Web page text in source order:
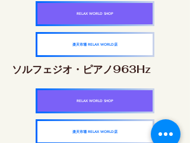
RELAX WORLD SHOP
楽天市場 RELAX WORLD店
ソルフェジオ・ピアノ963Hz
RELAX WORLD SHOP
楽天市場 RELAX WORLD店